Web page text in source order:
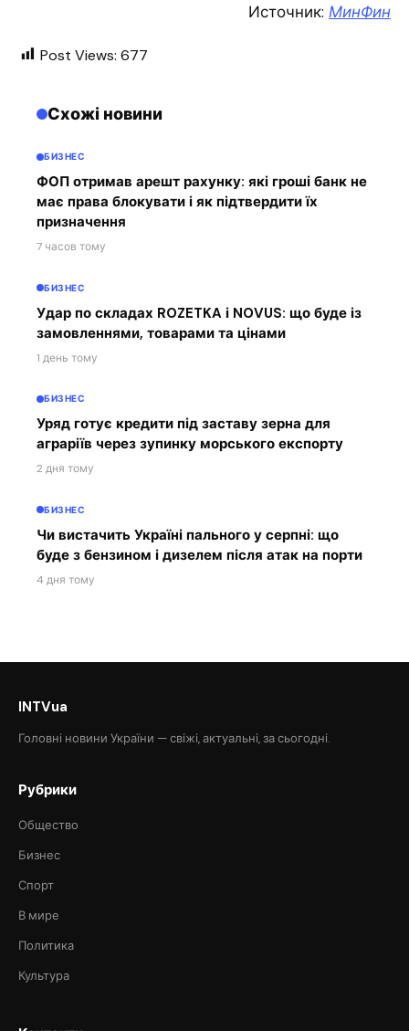
Источник: МинФин
Post Views: 677
Схожі новини
БИЗНЕС
ФОП отримав арешт рахунку: які гроші банк не
має права блокувати і як підтвердити їх
призначення
7 часов тому
БИЗНЕС
Удар по складах ROZETKA і NOVUS: що буде із
замовленнями, товарами та цінами
1 день тому
БИЗНЕС
Уряд готує кредити під заставу зерна для
аграріїв через зупинку морського експорту
2 дня тому
БИЗНЕС
Чи вистачить Україні пального у серпні: що
буде з бензином і дизелем після атак на порти
4 дня тому
INTVua
Головні новини України — свіжі, актуальні, за сьогодні.
Рубрики
Общество
Бизнес
Спорт
В мире
Политика
Культура